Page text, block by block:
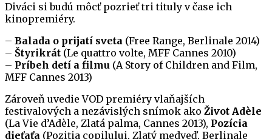
Diváci si budú môcť pozrieť tri tituly v čase ich
kinopremiéry.
– Balada o prijatí sveta (Free Range, Berlinale 2014)
– Štyrikrát (Le quattro volte, MFF Cannes 2010)
– Príbeh detí a filmu (A Story of Children and Film,
MFF Cannes 2013)
Zároveň uvedie VOD premiéry vlaňajších
festivalových a nezávislých snímok ako Život Adèle
(La Vie d’Adèle, Zlatá palma, Cannes 2013), Pozícia
dieťaťa (Poziția copilului, Zlatý medveď, Berlinale